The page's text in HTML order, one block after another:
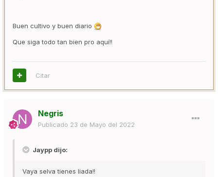
Buen cultivo y buen diario
Que siga todo tan bien pro aquí!!
Citar
Negris
Publicado 23 de Mayo del 2022
Jaypp dijo:
Vaya selva tienes liada!!